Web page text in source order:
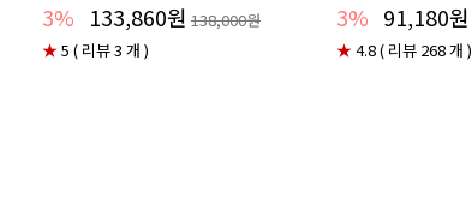
3% 133,860원 138,000원
★5 ( 리뷰 3 개 )
3% 91,180원
★4.8 ( 리뷰 268 개 )